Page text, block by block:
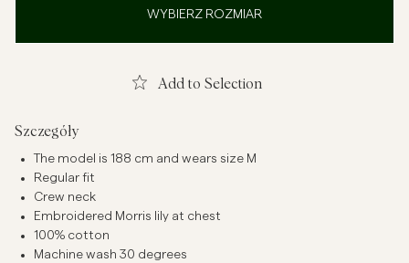
Bielizna
WYBIERZ ROZMIAR
Add to Selection
Szczegóły
The model is 188 cm and wears size M
Regular fit
Crew neck
Embroidered Morris lily at chest
100% cotton
Machine wash 30 degrees